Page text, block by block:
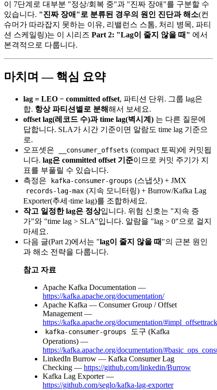
이 7단계로 대부분 "정상/회복 중"과 "진짜 장애"를 구분할 수
있습니다. "진짜 장애"로 분류된 경우의 원인 진단과 해소(컨
슈머가 따라잡지 못하는 이유, 리밸런스 스톰, 처리 병목, 파티
션 스케일링)는 이 시리즈 Part 2: "Lag이 줄지 않을 때" 에서
본격적으로 다룹니다.
마치며 — 핵심 요약
lag = LEO − committed offset, 파티션 단위. 그룹 lag은
합. 항상 파티션별로 분해해서 보세요.
offset lag(레코드 수)과 time lag(벽시계) 는 다른 질문에
답합니다. SLA가 시간 기준이면 알람도 time lag 기준으
로.
오프셋은
__consumer_offsets (compact 토픽)에 커밋됩
니다. lag은 committed offset 기준이므로 커밋 주기가 지
표를 부풀릴 수 있습니다.
측정은
kafka-consumer-groups (스냅샷) + JMX
records-lag-max (지속 모니터링) + Burrow/Kafka Lag
Exporter(추세·time lag)를 조합하세요.
작고 일정한 lag은 정상입니다. 위험 신호는 "지속 증
가"와 "time lag > SLA"입니다. 알람을 "lag > 0"으로 걸지
마세요.
다음 글(Part 2)에서는 "lag이 줄지 않을 때 "의 근본 원인
과 해소 전략을 다룹니다.
참고 자료
Apache Kafka Documentation —
https://kafka.apache.org/documentation/
Apache Kafka — Consumer Group / Offset
Management —
https://kafka.apache.org/documentation/
kafka-consumer-groups
도구 (Kafka
Operations) —
https://kafka.apache.org/documentation/
LinkedIn Burrow — Kafka Consumer Lag
Checking — https://github.com/linkedin/Burrow
Kafka Lag Exporter —
https://github.com/seglo/kafka-lag-exporter